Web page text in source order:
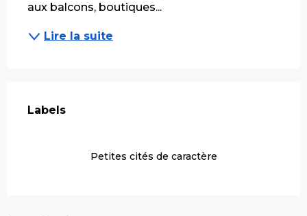
aux balcons, boutiques...
Lire la suite
Labels
Labels
Petites cités de caractère